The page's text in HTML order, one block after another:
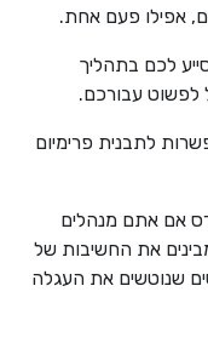
אפילו פעם אחת.
לכם בתהליך
לפשוט עבורכם.
לתבנית פרימיום
אם אתם מנהלים
את החשיבות של
שנוטשים את העגלה